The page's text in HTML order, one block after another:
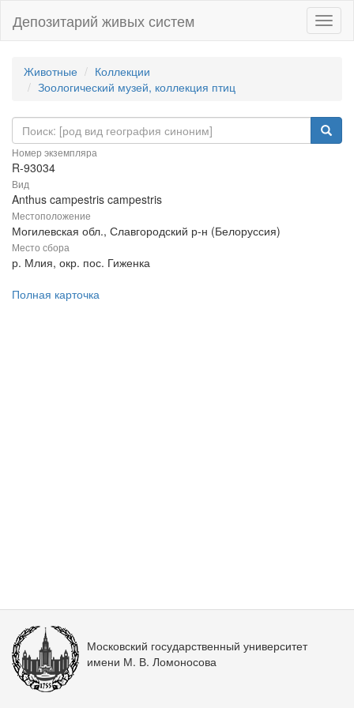
Депозитарий живых систем
Животные
Коллекции
Зоологический музей, коллекция птиц
Номер экземпляра
R-93034
Вид
Anthus campestris campestris
Местоположение
Могилевская обл., Славгородский р-н (Белоруссия)
Место сбора
р. Млия, окр. пос. Гиженка
Полная карточка
Московский государственный университет
имени М. В. Ломоносова